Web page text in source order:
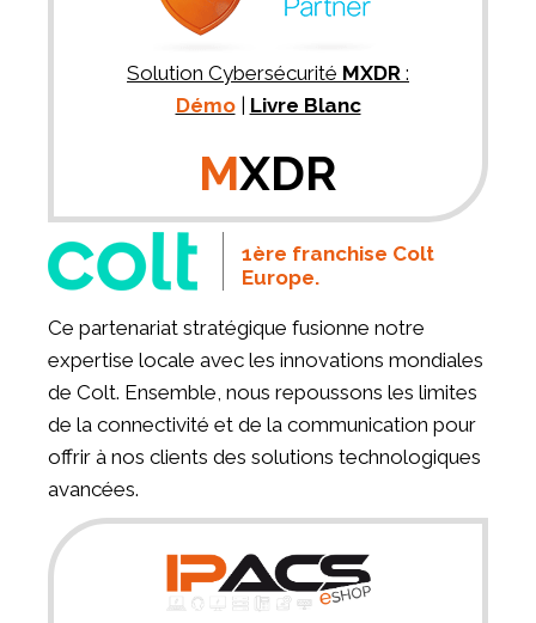
Solution Cybersécurité MXDR :
Démo| Livre Blanc
MXDR
1ère franchise Colt
Europe.
Ce partenariat stratégique fusionne notre
expertise locale avec les innovations mondiales
de Colt. Ensemble, nous repoussons les limites
de la connectivité et de la communication pour
offrir à nos clients des solutions technologiques
avancées.